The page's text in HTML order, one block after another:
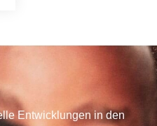
Entwicklungen in den